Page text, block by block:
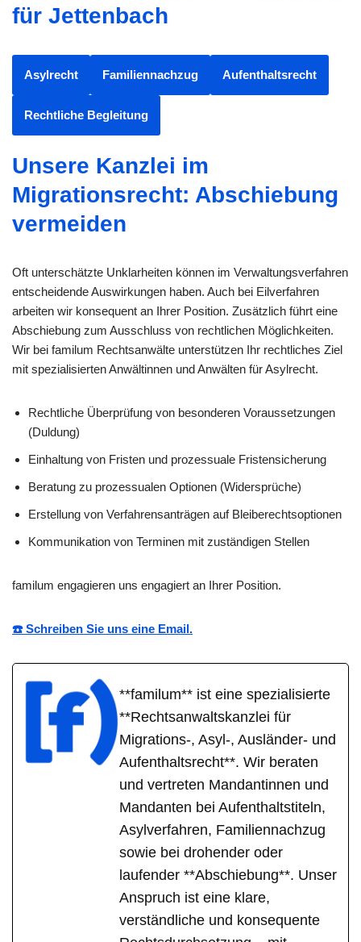
für Jettenbach
Asylrecht Familiennachzug Aufenthaltsrecht
Rechtliche Begleitung
Unsere Kanzlei im
Migrationsrecht: Abschiebung
vermeiden
Oft unterschätzte Unklarheiten können im Verwaltungsverfahren
entscheidende Auswirkungen haben. Auch bei Eilverfahren
arbeiten wir konsequent an Ihrer Position. Zusätzlich führt eine
Abschiebung zum Ausschluss von rechtlichen Möglichkeiten.
Wir bei familum Rechtsanwälte unterstützen Ihr rechtliches Ziel
mit spezialisierten Anwältinnen und Anwälten für Asylrecht.
Rechtliche Überprüfung von besonderen Voraussetzungen
(Duldung)
Einhaltung von Fristen und prozessuale Fristensicherung
Beratung zu prozessualen Optionen (Widersprüche)
Erstellung von Verfahrensanträgen auf Bleiberechtsoptionen
Kommunikation von Terminen mit zuständigen Stellen
familum engagieren uns engagiert an Ihrer Position.
☎️ Schreiben Sie uns eine Email.
**familum** ist eine spezialisierte
**Rechtsanwaltskanzlei für
Migrations-, Asyl-, Ausländer- und
Aufenthaltsrecht**. Wir beraten
und vertreten Mandantinnen und
Mandanten bei Aufenthaltstiteln,
Asylverfahren, Familiennachzug
sowie bei drohender oder
laufender **Abschiebung**. Unser
Anspruch ist eine klare,
verständliche und konsequente